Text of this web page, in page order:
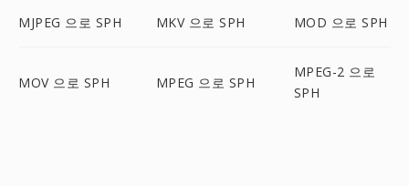
MJPEG 으로 SPH MKV 으로 SPH MOD 으로 SPH
MOV 으로 SPH MPEG 으로 SPH
MPEG-2 으로
SPH